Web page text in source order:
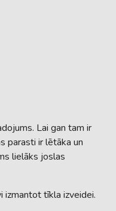
Lai gan tam ir
parasti ir lētāka un
lielāks joslas
izmantot tīkla izveidei.